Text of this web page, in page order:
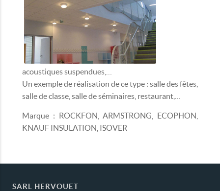
acoustiques suspendues,…
Un exemple de réalisation de ce type : salle des fêtes,
salle de classe, salle de séminaires, restaurant,…
Marque : ROCKFON, ARMSTRONG, ECOPHON,
KNAUF INSULATION, ISOVER
SARL HERVOUET